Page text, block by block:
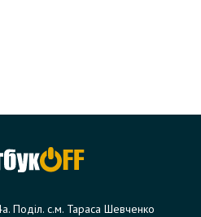
Поділ. с.м. Тараса Шевченко